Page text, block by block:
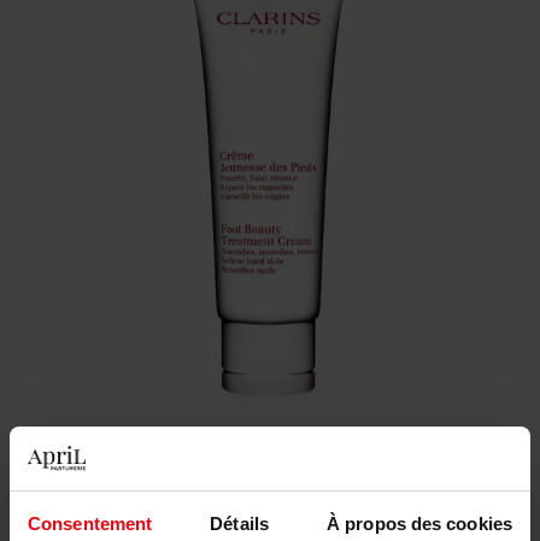
Consentement Détails À propos des cookies
31,90 €
Quantité